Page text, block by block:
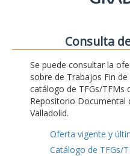
Consulta
Se puede consultar la
sobre de Trabajos Fin
catálogo de TFGs/TFMs
Repositorio Documental
Valladolid.
Oferta vigente y
Catálogo de TFGs/